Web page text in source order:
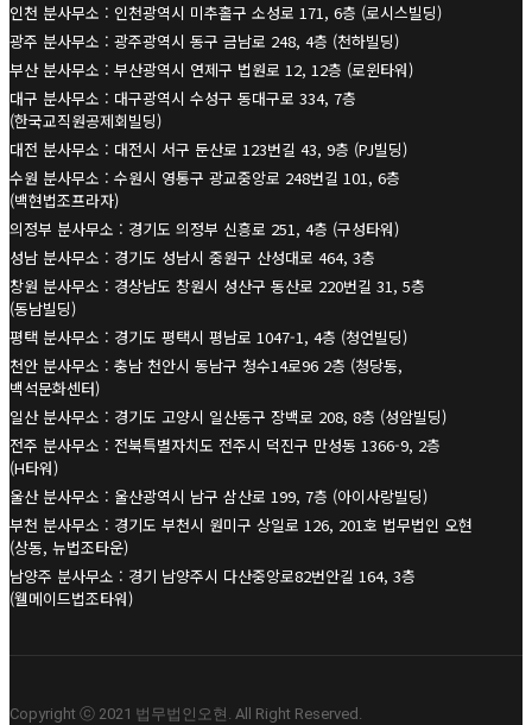
인천 분사무소 : 인천광역시 미추홀구 소성로 171, 6층 (로시스빌딩)
광주 분사무소 : 광주광역시 동구 금남로 248, 4층 (천하빌딩)
부산 분사무소 : 부산광역시 연제구 법원로 12, 12층 (로윈타워)
대구 분사무소 : 대구광역시 수성구 동대구로 334, 7층
(한국교직원공제회빌딩)
대전 분사무소 : 대전시 서구 둔산로 123번길 43, 9층 (PJ빌딩)
수원 분사무소 : 수원시 영통구 광교중앙로 248번길 101, 6층
(백현법조프라자)
의정부 분사무소 : 경기도 의정부 신흥로 251, 4층 (구성타워)
성남 분사무소 : 경기도 성남시 중원구 산성대로 464, 3층
창원 분사무소 : 경상남도 창원시 성산구 동산로 220번길 31, 5층
(동남빌딩)
평택 분사무소 : 경기도 평택시 평남로 1047-1, 4층 (청언빌딩)
천안 분사무소 : 충남 천안시 동남구 청수14로96 2층 (청당동,
백석문화센터)
일산 분사무소 : 경기도 고양시 일산동구 장백로 208, 8층 (성암빌딩)
전주 분사무소 : 전북특별자치도 전주시 덕진구 만성동 1366-9, 2층
(H타워)
울산 분사무소 : 울산광역시 남구 삼산로 199, 7층 (아이사랑빌딩)
부천 분사무소 : 경기도 부천시 원미구 상일로 126, 201호 법무법인 오현
(상동, 뉴법조타운)
남양주 분사무소 : 경기 남양주시 다산중앙로82번안길 164, 3층
(웰메이드법조타워)
Copyright ⓒ 2021 법무법인오현. All Right Reserved.